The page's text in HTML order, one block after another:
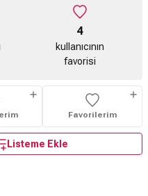
4
kullanıcının
favorisi
Favorilerim
Listeme Ekle